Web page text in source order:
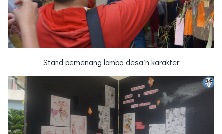
Stand pemenang lomba desain karakter